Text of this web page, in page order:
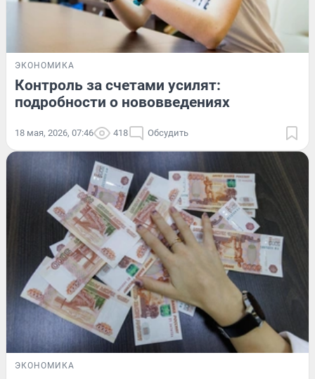
ЭКОНОМИКА
Контроль за счетами усилят:
подробности о нововведениях
18 мая, 2026, 07:46 418 Обсудить
ЭКОНОМИКА